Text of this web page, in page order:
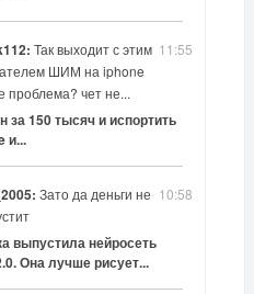
11:55
Так выходит с этим
ШИМ на iphone
проблема? чет не...
за 150 тысяч и испортить
и...
10:58
Зато да деньги не
выпустила нейросеть
Она лучше рисует...